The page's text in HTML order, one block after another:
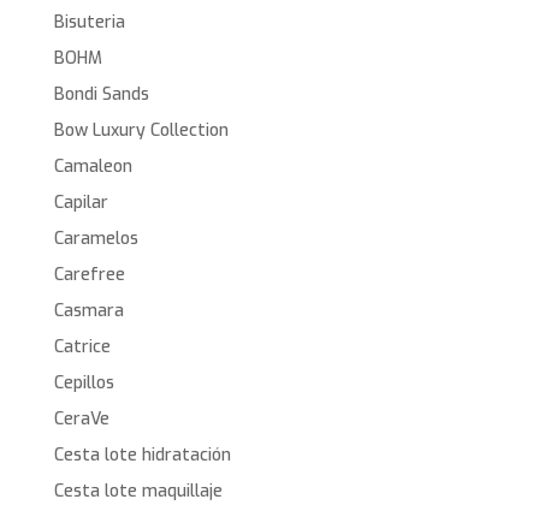
Bisuteria
BOHM
Bondi Sands
Bow Luxury Collection
Camaleon
Capilar
Caramelos
Carefree
Casmara
Catrice
Cepillos
CeraVe
Cesta lote hidratación
Cesta lote maquillaje